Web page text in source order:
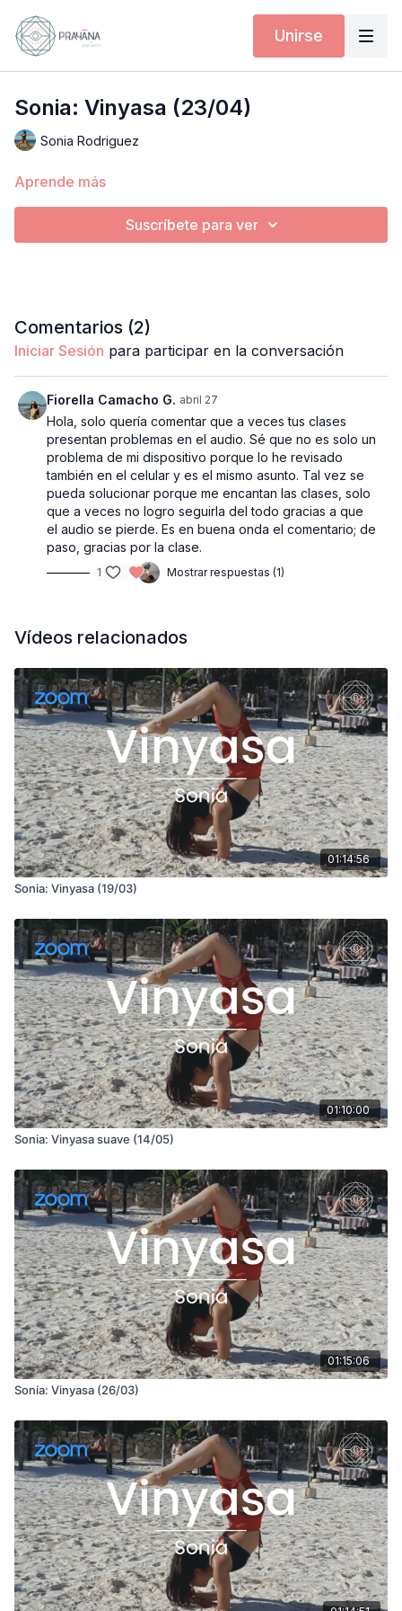
Unirse
Sonia: Vinyasa (23/04)
Sonia Rodriguez
Aprende más
Suscríbete para ver
Comentarios (2)
Iniciar Sesión para participar en la conversación
Fiorella Camacho G. abril 27
Hola, solo quería comentar que a veces tus clases
presentan problemas en el audio. Sé que no es solo un
problema de mi dispositivo porque lo he revisado
también en el celular y es el mismo asunto. Tal vez se
pueda solucionar porque me encantan las clases, solo
que a veces no logro seguirla del todo gracias a que
el audio se pierde. Es en buena onda el comentario; de
paso, gracias por la clase.
1 Mostrar respuestas (1)
Vídeos relacionados
01:14:56
Sonia: Vinyasa (19/03)
01:10:00
Sonia: Vinyasa suave (14/05)
01:15:06
Sonia: Vinyasa (26/03)